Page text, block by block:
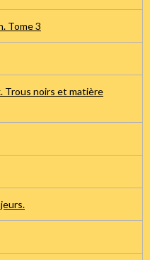
Tome 3
Trous noirs et matière